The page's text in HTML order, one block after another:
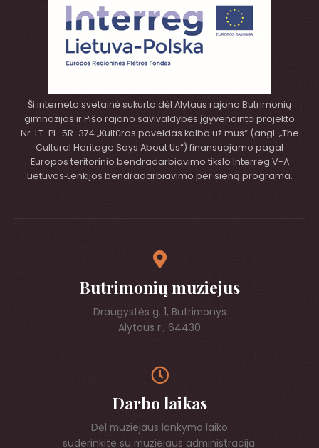
Ši interneto svetainė sukurta dėl Alytaus rajono Butrimonių
gimnazijos ir Pišo rajono savivaldybės įgyvendinto projekto
Nr. LT-PL-5R-374 „Kultūros paveldas kalba už mus“ (angl. „The
Cultural Heritage Says About Us“) finansuojamo pagal
Europos teritorinio bendradarbiavimo tikslo Interreg V-A
Lietuvos‑Lenkijos bendradarbiavimo per sieną programa.
Butrimonių muziejus
Draugystės g. 1, Butrimonys
Alytaus r., 64430
Darbo laikas
Dėl muziejaus lankymo laiko
suderinkite su muziejaus administracija.